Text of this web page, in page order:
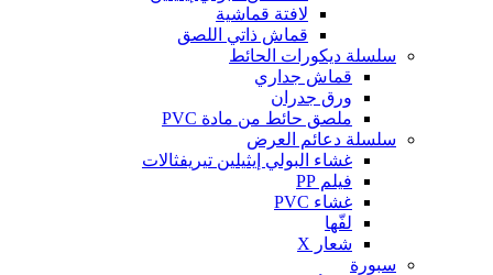
لافتة قماشية
قماش ذاتي اللصق
سلسلة ديكورات الحائط
قماش جداري
ورق جدران
ملصق حائط من مادة PVC
سلسلة دعائم العرض
غشاء البولي إيثيلين تيريفثالات
فيلم PP
غشاء PVC
لفّها
شعار X
سبورة